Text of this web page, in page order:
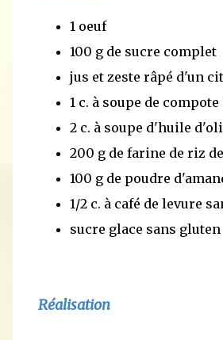
1 oeuf
100 g de sucre complet
jus et zeste râpé d'un
1 c. à soupe de
2 c. à soupe d'huile
200 g de farine de riz
100 g de poudre
1/2 c. à café de levure
sucre glace sans gluten
Réalisation